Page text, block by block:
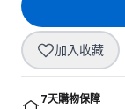
加入收藏
7天購物保障